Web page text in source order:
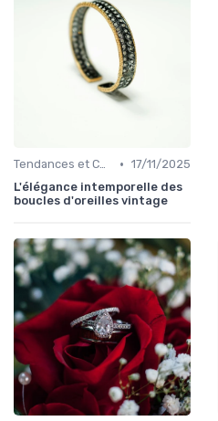
Tendances et Conseils de Style • 17/11/2025
L'élégance intemporelle des
boucles d'oreilles vintage